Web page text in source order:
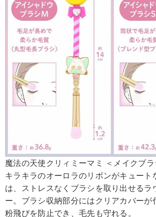
魔法の天使クリィミーマミ ＜メイクブラ
キラキラのオーロラのリボンがキュート
は、ストレスなくブラシを取り出せるラ
ー。ブラシ収納部分にはクリアカバーが
粉飛びを防止でき、毛先も守れる。